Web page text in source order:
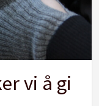
vi å gi